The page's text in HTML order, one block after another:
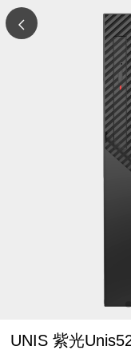
UNIS 紫光